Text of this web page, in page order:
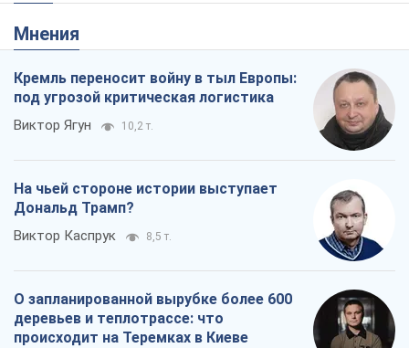
Мнения
Кремль переносит войну в тыл Европы:
под угрозой критическая логистика
Виктор Ягун 10,2 т.
На чьей стороне истории выступает
Дональд Трамп?
Виктор Каспрук 8,5 т.
О запланированной вырубке более 600
деревьев и теплотрассе: что
происходит на Теремках в Киеве